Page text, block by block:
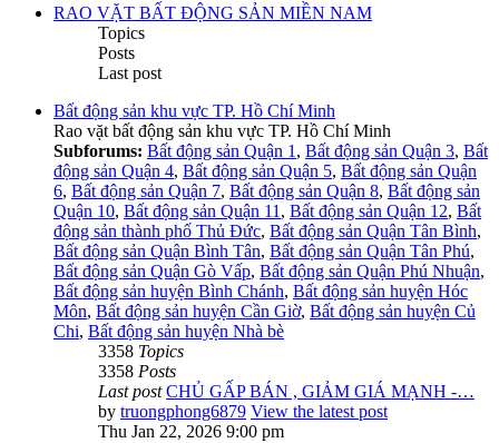
RAO VẶT BẤT ĐỘNG SẢN MIỀN NAM
Topics
Posts
Last post
Bất động sản khu vực TP. Hồ Chí Minh
Rao vặt bất động sản khu vực TP. Hồ Chí Minh
Subforums: Bất động sản Quận 1 , Bất động sản Quận 3, Bất
động sản Quận 4, Bất động sản Quận 5, Bất động sản Quận
6, Bất động sản Quận 7, Bất động sản Quận 8, Bất động sản
Quận 10, Bất động sản Quận 11 , Bất động sản Quận 12, Bất
động sản thành phố Thủ Đức, Bất động sản Quận Tân Bình,
Bất động sản Quận Bình Tân, Bất động sản Quận Tân Phú,
Bất động sản Quận Gò Vấp, Bất động sản Quận Phú Nhuận,
Bất động sản huyện Bình Chánh, Bất động sản huyện Hóc
Môn, Bất động sản huyện Cần Giờ, Bất động sản huyện Củ
Chi, Bất động sản huyện Nhà bè
3358 Topics
3358 Posts
Last post CHỦ GẤP BÁN , GIẢM GIÁ MẠNH -…
by truongphong6879 View the latest post
Thu Jan 22, 2026 9:00 pm